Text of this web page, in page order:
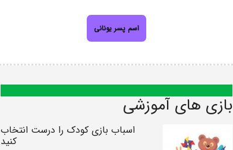
اسم پسر یونانی
بازی های آموزشی
اسباب بازی کودک را درست انتخاب
کنید